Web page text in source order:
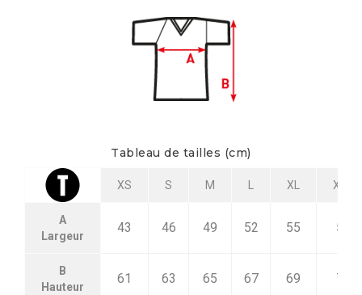
Tableau de tailles (cm)
XS S M L XL XXL
A
Largeur
43 46 49 52 55 58
B
Hauteur
61 63 65 67 69 71